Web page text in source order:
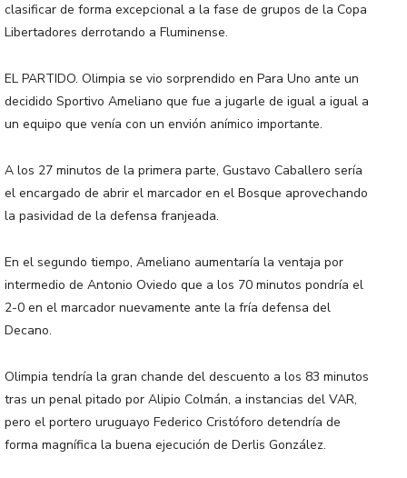
clasificar de forma excepcional a la fase de grupos de la Copa
Libertadores derrotando a Fluminense.
EL PARTIDO. Olimpia se vio sorprendido en Para Uno ante un
decidido Sportivo Ameliano que fue a jugarle de igual a igual a
un equipo que venía con un envión anímico importante.
A los 27 minutos de la primera parte, Gustavo Caballero sería
el encargado de abrir el marcador en el Bosque aprovechando
la pasividad de la defensa franjeada.
En el segundo tiempo, Ameliano aumentaría la ventaja por
intermedio de Antonio Oviedo que a los 70 minutos pondría el
2-0 en el marcador nuevamente ante la fría defensa del
Decano.
Olimpia tendría la gran chande del descuento a los 83 minutos
tras un penal pitado por Alipio Colmán, a instancias del VAR,
pero el portero uruguayo Federico Cristóforo detendría de
forma magnífica la buena ejecución de Derlis González.